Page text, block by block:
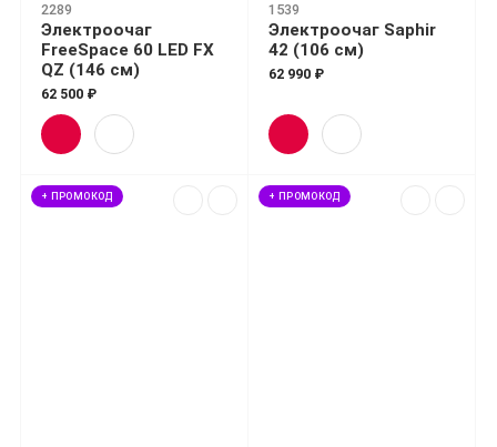
2289
Электроочаг
FreeSpace 60 LED FX
QZ (146 см)
62 500 ₽
1539
Электроочаг Saphir
42 (106 см)
62 990 ₽
+ ПРОМОКОД + ПРОМОКОД